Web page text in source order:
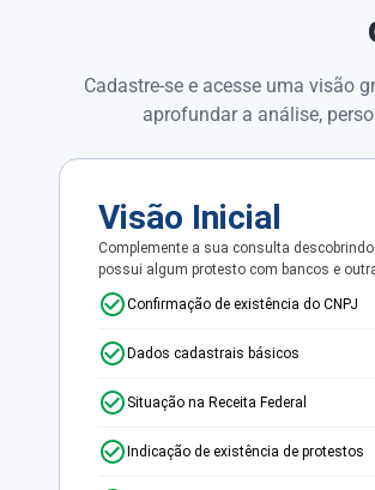
Cadastre-se e acesse uma visão
aprofundar a análise,
Visão Inicial
Complemente a sua consulta descobrindo
possui algum protesto com bancos e
Confirmação de existência do CNPJ
Dados cadastrais básicos
Situação na Receita Federal
Indicação de existência de protestos